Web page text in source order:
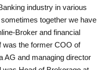
industry in various
together we have
Broker and financial
was the former COO of
AG and managing director